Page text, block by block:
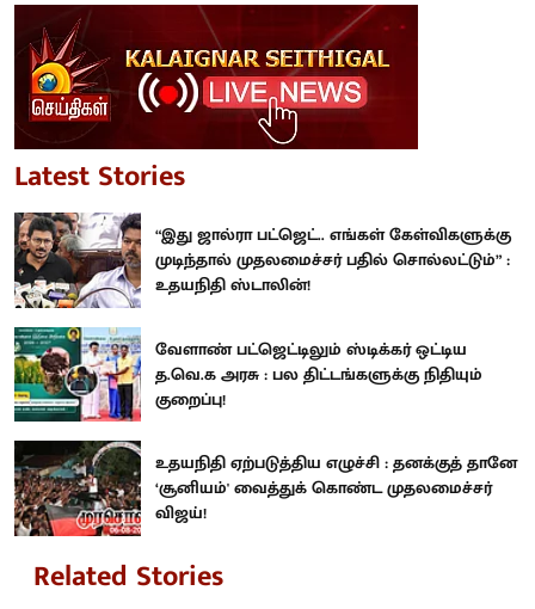
Latest Stories
“இது ஜால்ரா பட்ஜெட்.. எங்கள் கேள்விகளுக்கு
முடிந்தால் முதலமைச்சர் பதில் சொல்லட்டும்” :
உதயநிதி ஸ்டாலின்!
வேளாண் பட்ஜெட்டிலும் ஸ்டிக்கர் ஒட்டிய
த.வெ.க அரசு : பல திட்டங்களுக்கு நிதியும்
குறைப்பு!
உதயநிதி ஏற்படுத்திய எழுச்சி : தனக்குத் தானே
‘சூனியம்' வைத்துக் கொண்ட முதலமைச்சர்
விஜய்!
Related Stories